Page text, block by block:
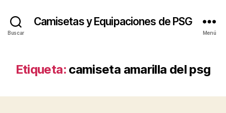
Buscar
Camisetas y Equipaciones de PSG
Menú
Etiqueta: camiseta amarilla del psg